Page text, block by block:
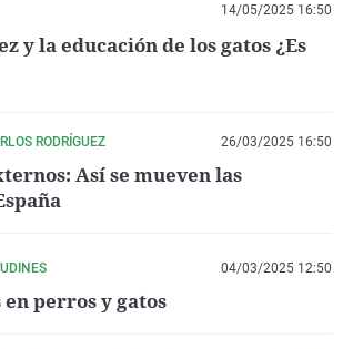
14/05/2025 16:50
y la educación de los gatos ¿Es
RODRÍGUEZ 26/03/2025 16:50
Así se mueven las
04/03/2025 12:50
perros y gatos